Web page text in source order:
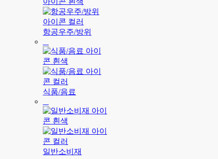
항공우주/방위
식품/음료
일반소비재